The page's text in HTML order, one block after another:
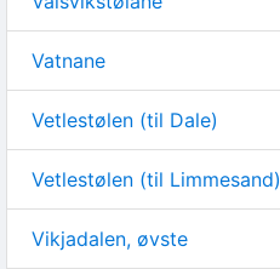
Vatnane
Vetlestølen (til Dale)
Vetlestølen (til Limmesand)
Vikjadalen, øvste